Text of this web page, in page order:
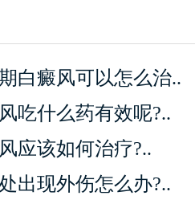
白癜风可以怎么治..
吃什么药有效呢?..
应该如何治疗?..
出现外伤怎么办?..